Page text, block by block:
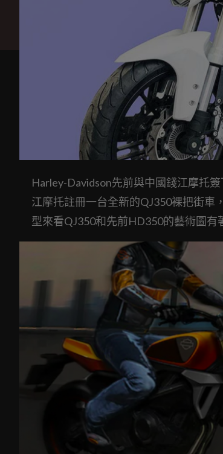
Harley-Davidson先前與中國錢江摩托
江摩托註冊一台全新的QJ350裸把街車
型來看QJ350和先前HD350的藝術圖有